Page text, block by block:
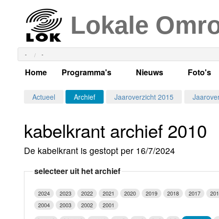
Lokale
- -
Home Programma's
Alle dagen
Per dag
Maandag
Luister LOK Live
Nieuws
Actueel Lokaal
Kabelkrant
Foto's
Actueel Archief Jaaroverzicht 2015
kabelkrant archief 2010
De kabelkrant is gestopt per 16/7/2024
selecteer uit het archief
2024 2023 2022 2021 2020 2019 2018 2017
2004
2003 2002
2001